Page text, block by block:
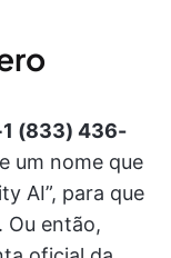
(833) 436-
um nome que
AI”, para que
Ou então,